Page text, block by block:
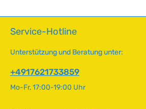
Service-Hotline
Unterstützung und Beratung unter:
+4917621733859
Mo-Fr, 17:00-19:00 Uhr